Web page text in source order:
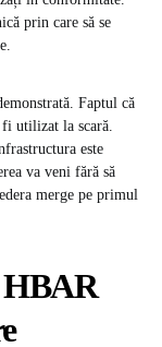
prin care să se
Faptul că
fi utilizat la scară.
este
va veni fără să
merge pe primul
HBAR